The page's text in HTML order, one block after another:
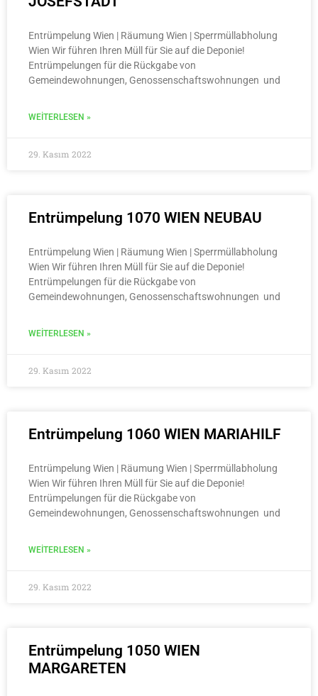
Entrümpelung Wien | Räumung Wien | Sperrmüllabholung
Wien Wir führen Ihren Müll für Sie auf die Deponie!
Entrümpelungen für die Rückgabe von
Gemeindewohnungen, Genossenschaftswohnungen und
WEITERLESEN »
29. Kasım 2022
Entrümpelung 1070 WIEN NEUBAU
Entrümpelung Wien | Räumung Wien | Sperrmüllabholung
Wien Wir führen Ihren Müll für Sie auf die Deponie!
Entrümpelungen für die Rückgabe von
Gemeindewohnungen, Genossenschaftswohnungen und
WEITERLESEN »
29. Kasım 2022
Entrümpelung 1060 WIEN MARIAHILF
Entrümpelung Wien | Räumung Wien | Sperrmüllabholung
Wien Wir führen Ihren Müll für Sie auf die Deponie!
Entrümpelungen für die Rückgabe von
Gemeindewohnungen, Genossenschaftswohnungen und
WEITERLESEN »
29. Kasım 2022
Entrümpelung 1050 WIEN
MARGARETEN